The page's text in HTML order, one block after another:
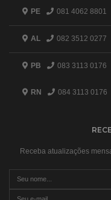
PE 081 4062 8801
AL 082 3512 0277
PB 083 3113 0176
RN 084 3113 0176
Receba atualizações